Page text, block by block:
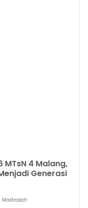
MTsN 4 Malang,
Generasi
Madrasah